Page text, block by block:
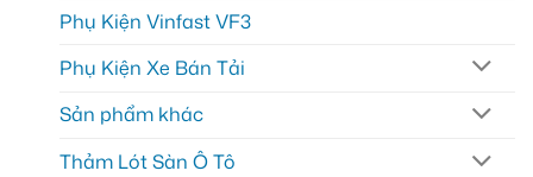
Phụ Kiện Vinfast VF3
Phụ Kiện Xe Bán Tải
Sản phẩm khác
Thảm Lót Sàn Ô Tô